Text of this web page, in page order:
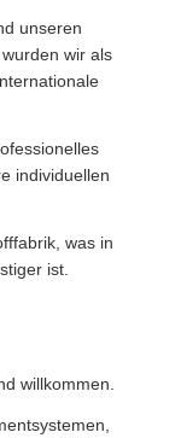
unseren
wir als
individuellen
was in
ist.
willkommen.